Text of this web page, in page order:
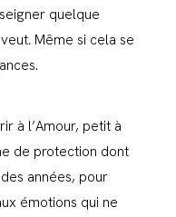
quelque
Même si cela se
à l’Amour, petit à
de protection dont
années, pour
émotions qui ne